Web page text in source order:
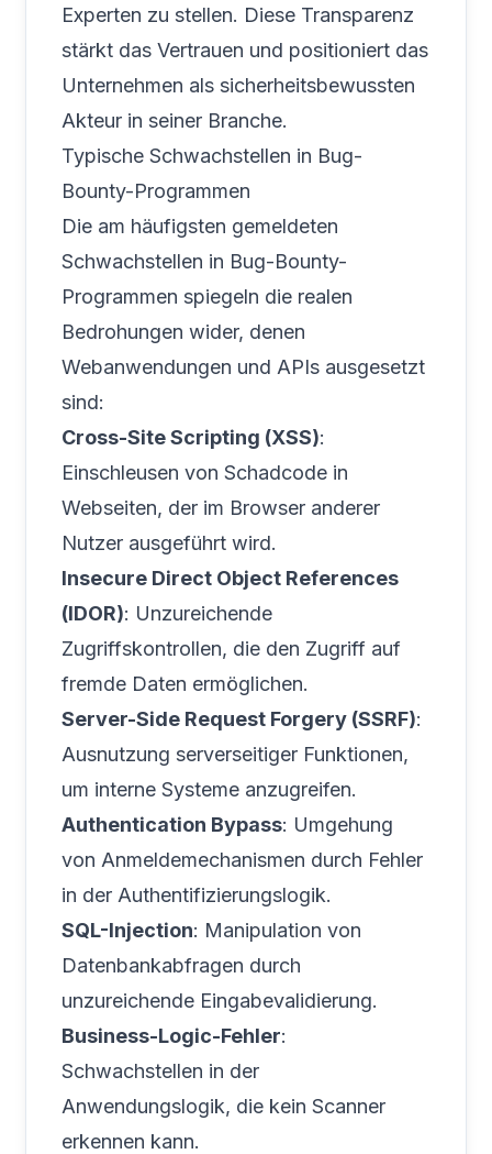
Experten zu stellen. Diese Transparenz
stärkt das Vertrauen und positioniert das
Unternehmen als sicherheitsbewussten
Akteur in seiner Branche.
Typische Schwachstellen in Bug-
Bounty-Programmen
Die am häufigsten gemeldeten
Schwachstellen in Bug-Bounty-
Programmen spiegeln die realen
Bedrohungen wider, denen
Webanwendungen und APIs ausgesetzt
sind:
Cross-Site Scripting (XSS):
Einschleusen von Schadcode in
Webseiten, der im Browser anderer
Nutzer ausgeführt wird.
Insecure Direct Object References
(IDOR): Unzureichende
Zugriffskontrollen, die den Zugriff auf
fremde Daten ermöglichen.
Server-Side Request Forgery (SSRF):
Ausnutzung serverseitiger Funktionen,
um interne Systeme anzugreifen.
Authentication Bypass: Umgehung
von Anmeldemechanismen durch Fehler
in der Authentifizierungslogik.
SQL-Injection: Manipulation von
Datenbankabfragen durch
unzureichende Eingabevalidierung.
Business-Logic-Fehler:
Schwachstellen in der
Anwendungslogik, die kein Scanner
erkennen kann.